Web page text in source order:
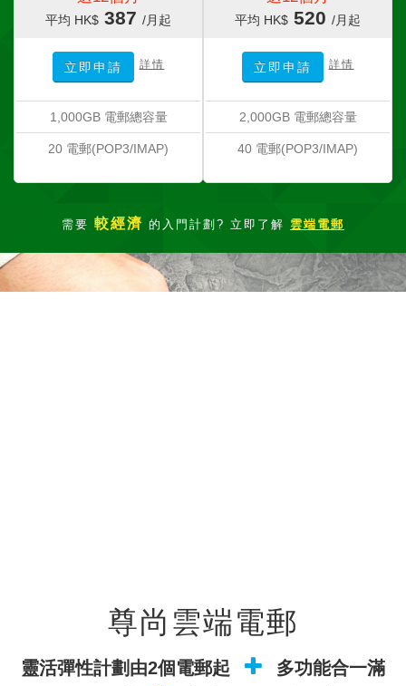
平均 HK$ 387 /月起
立即申請 詳情
1,000GB 電郵總容量
20 電郵(POP3/IMAP)
平均 HK$ 520 /月起
立即申請 詳情
2,000GB 電郵總容量
40 電郵(POP3/IMAP)
需要 較經濟 的入門計劃? 立即了解 雲端電郵
尊尚雲端電郵
靈活彈性計劃由2個電郵起
多功能合一滿